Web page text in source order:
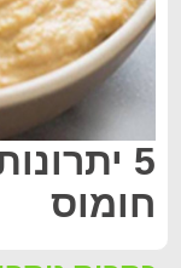
5
חומוס